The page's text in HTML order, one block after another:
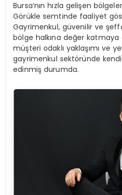
Bursa’nın hızla gelişen
Görükle semtinde faaliyet
Gayrimenkul, güvenilir ve
bölge halkına değer
müşteri odaklı yaklaşımı ve
gayrimenkul sektöründe
edinmiş durumda.